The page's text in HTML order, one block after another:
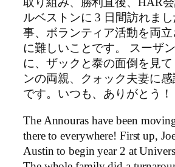
取り組み、勝利直後、HAR
ルベストンに 3 日間訪れま
事、ボランティア活動を両
に難しいことです。 スーザ
に、ザックと泰の面倒を見
ンの両親、クォック夫妻に感
です。いつも、ありがとう！
The Annouras have been
there to everywhere! First up,
Austin to begin year 2 at